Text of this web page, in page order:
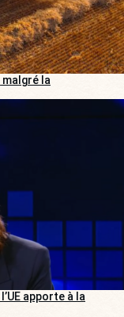
la
apporte à la